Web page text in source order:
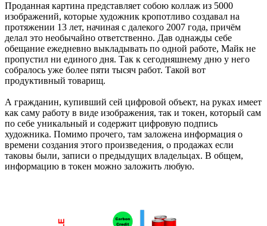
Проданная картина представляет собою коллаж из 5000
изображений, которые художник кропотливо создавал на
протяжении 13 лет, начиная с далекого 2007 года, причём
делал это необычайно ответственно. Дав однажды себе
обещание ежедневно выкладывать по одной работе, Майк не
пропустил ни единого дня. Так к сегодняшнему дню у него
собралось уже более пяти тысяч работ. Такой вот
продуктивный товарищ.
А гражданин, купивший сей цифровой объект, на руках имеет
как саму работу в виде изображения, так и токен, который сам
по себе уникальный и содержит цифровую подпись
художника. Помимо прочего, там заложена информация о
времени создания этого произведения, о продажах если
таковы были, записи о предыдущих владельцах. В общем,
информацию в токен можно заложить любую.